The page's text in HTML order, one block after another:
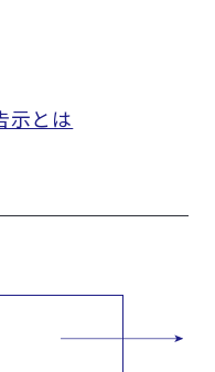
示とは